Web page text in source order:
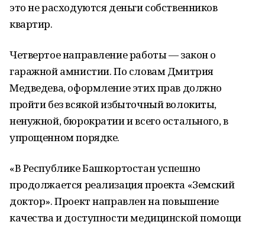
это не расходуются деньги собственников
квартир.
Четвертое направление работы — закон о
гаражной амнистии. По словам Дмитрия
Медведева, оформление этих прав должно
пройти без всякой избыточный волокиты,
ненужной, бюрократии и всего остального, в
упрощенном порядке.
«В Республике Башкортостан успешно
продолжается реализация проекта «Земский
доктор». Проект направлен на повышение
качества и доступности медицинской помощи